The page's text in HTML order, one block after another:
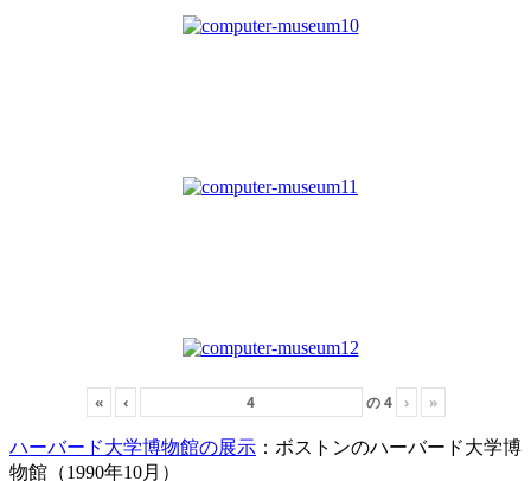
« ‹ の4 › »
ハーバード大学博物館の展示 ：ボストンのハーバード大学博
物館（1990年10月）